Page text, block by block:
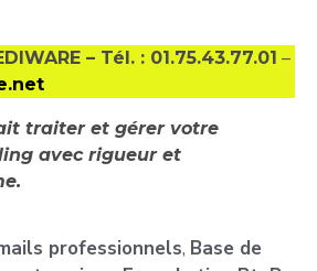
– Tél. : 01.75.43.77.01 –
traiter et gérer votre
avec rigueur et
professionnels, Base de